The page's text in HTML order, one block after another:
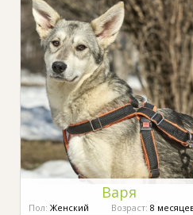
Варя
Пол: Женский Возраст: 8